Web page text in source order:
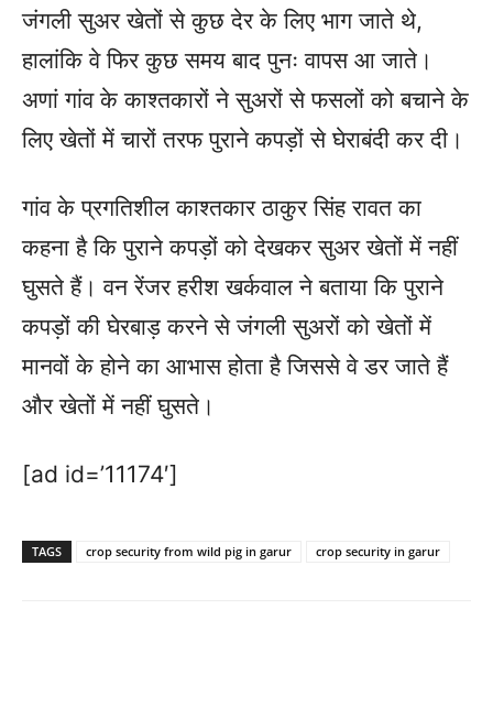
जंगली सुअर खेतों से कुछ देर के लिए भाग जाते थे,
हालांकि वे फिर कुछ समय बाद पुनः वापस आ जाते।
अणां गांव के काश्तकारों ने सुअरों से फसलों को बचाने के
लिए खेतों में चारों तरफ पुराने कपड़ों से घेराबंदी कर दी।
गांव के प्रगतिशील काश्तकार ठाकुर सिंह रावत का
कहना है कि पुराने कपड़ों को देखकर सुअर खेतों में नहीं
घुसते हैं। वन रेंजर हरीश खर्कवाल ने बताया कि पुराने
कपड़ों की घेरबाड़ करने से जंगली सुअरों को खेतों में
मानवों के होने का आभास होता है जिससे वे डर जाते हैं
और खेतों में नहीं घुसते।
[ad id=’11174′]
TAGS crop security from wild pig in garur crop security in garur